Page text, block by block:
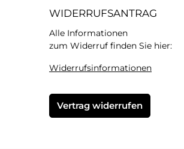
WIDERRUFSANTRAG
Alle Informationen
zum Widerruf finden Sie hier:
Widerrufsinformationen
Vertrag widerrufen